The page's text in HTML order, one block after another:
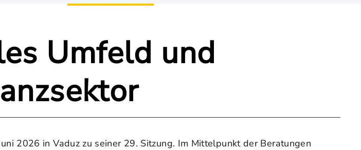
Umfeld und
2026 in Vaduz zu seiner 29. Sitzung. Im Mittelpunkt der Beratungen